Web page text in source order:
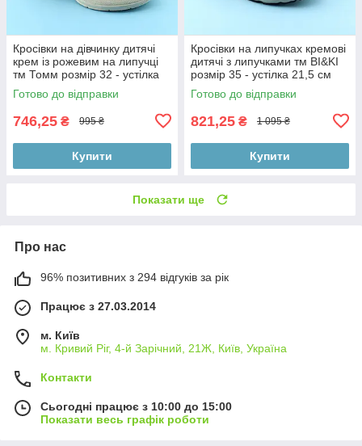
Кросівки на дівчинку дитячі
крем із рожевим на липучці
тм Томм розмір 32 - устілка
20,3 см
Готово до відправки
746,25 ₴ 995 ₴
Купити
Кросівки на липучках кремові
дитячі з липучками тм BI&KI
розмір 35 - устілка 21,5 см
Готово до відправки
821,25 ₴ 1 095 ₴
Купити
Показати ще
Про нас
96% позитивних з 294 відгуків за рік
Працює з 27.03.2014
м. Київ
м. Кривий Ріг, 4-й Зарічний, 21Ж, Київ, Україна
Контакти
Сьогодні працює з 10:00 до 15:00
Показати весь графік роботи